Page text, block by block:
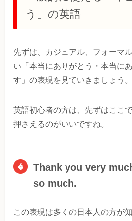
う」の英語
先ずは、カジュアル、フォーマ
い「本当にありがとう・本当に
す」の表現を見ていきましょう。
英語初心者の方は、先ずはここ
押さえるのがいいですね。
Thank you very
so much.
この表現は多くの日本人の方が